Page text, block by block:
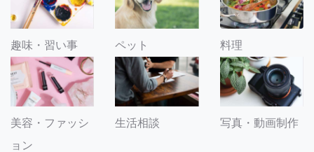
趣味・習い事 ペット 料理
美容・ファッシ
ョン
生活相談 写真・動画制作